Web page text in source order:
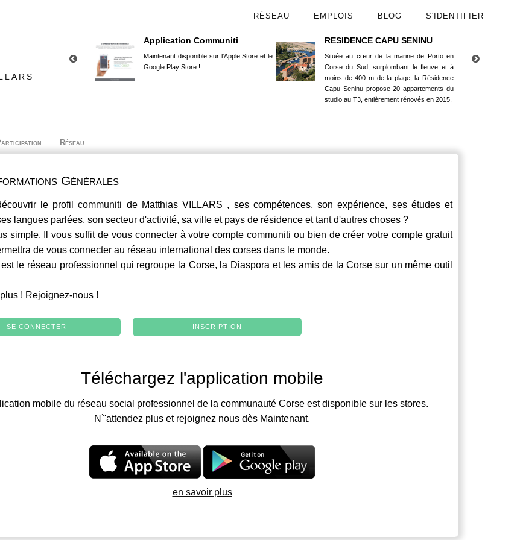
RÉSEAU EMPLOIS BLOG S'IDENTIFIER
Application Communiti
Maintenant disponible sur l'Apple Store et le
Google Play Store !
RESIDENCE CAPU SENINU
Située au cœur de la marine de Porto en
Corse du Sud, surplombant le fleuve et à
moins de 400 m de la plage, la Résidence
Capu Seninu propose 20 appartements du
studio au T3, entièrement rénovés en 2015.
Réseau
Générales
le profilcommuniti de Matthias VILLARS , ses compétences, son expérience, ses études et
langues parlées, son secteur d'activité, sa ville et pays de résidence et tant d'autres choses ?
simple. Il vous suffit de vous connecter à votre comptecommuniti ou bien de créer votre compte gratuit
de vous connecter au réseau international des corses dans le monde.
est le réseau professionnel qui regroupe la Corse, la Diaspora et les amis de la Corse sur un même outil
! Rejoignez-nous !
SE CONNECTER INSCRIPTION
Téléchargez l'application mobile
mobile du réseau social professionnel de la communauté Corse est disponible sur les stores.
N`'attendez plus et rejoignez nous dès Maintenant.
en savoir plus